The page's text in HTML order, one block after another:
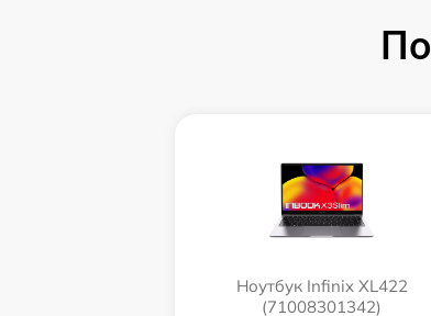
Ноутбук Infinix XL422
(71008301342)